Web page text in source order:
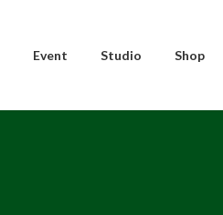
Event Studio Shop